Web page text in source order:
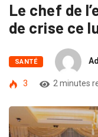
Le chef de
de crise ce
SANTÉ
3 2 minutes